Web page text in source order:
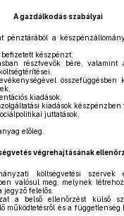
A gazdálkodás szabályai
pénztárából a
készpénzt,
résztvevők bére, valamint
összefüggésben
kiadások,
kiadások készpénzben
juttatások,
előleg.
végrehajtásának
költségvetési szervek
valósul meg, melynek
jegyző felelős.
a belső ellenőrzést külső
működtetésről és a függetlenség